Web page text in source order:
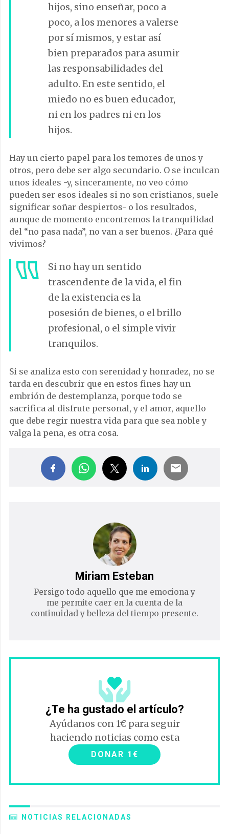
hijos, sino enseñar, poco a
poco, a los menores a valerse
por sí mismos, y estar así
bien preparados para asumir
las responsabilidades del
adulto. En este sentido, el
miedo no es buen educador,
ni en los padres ni en los
hijos.
Hay un cierto papel para los temores de unos y
otros, pero debe ser algo secundario. O se inculcan
unos ideales -y, sinceramente, no veo cómo
pueden ser esos ideales si no son cristianos, suele
significar soñar despiertos- o los resultados,
aunque de momento encontremos la tranquilidad
del “no pasa nada”, no van a ser buenos. ¿Para qué
vivimos?
Si no hay un sentido
trascendente de la vida, el fin
de la existencia es la
posesión de bienes, o el brillo
profesional, o el simple vivir
tranquilos.
Si se analiza esto con serenidad y honradez, no se
tarda en descubrir que en estos fines hay un
embrión de destemplanza, porque todo se
sacrifica al disfrute personal, y el amor, aquello
que debe regir nuestra vida para que sea noble y
valga la pena, es otra cosa.
Miriam Esteban
Persigo todo aquello que me emociona y
me permite caer en la cuenta de la
continuidad y belleza del tiempo presente.
¿Te ha gustado el artículo?
Ayúdanos con 1€ para seguir
haciendo noticias como esta
DONAR 1€
NOTICIAS RELACIONADAS